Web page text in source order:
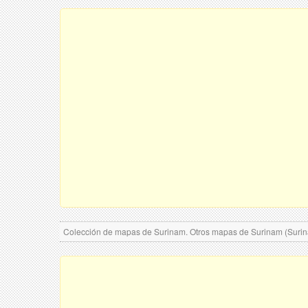
Colección de mapas de Surinam. Otros mapas de Surinam